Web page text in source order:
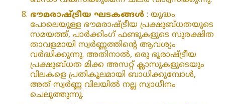
ഭൗമരാഷ്ട്രീയ ഘടകങ്ങൾ : യുദ്ധം
പോലെയുള്ള ഭൗമരാഷ്ട്രീയ പ്രക്ഷുബ്ധതയുടെ
സമയത്ത്, പാർക്കിംഗ് ഫണ്ടുകളുടെ സുരക്ഷിത
താവളമായി സ്വർണ്ണത്തിന്റെ ആവശ്യം
വർദ്ധിക്കുന്നു. അതിനാൽ, ഒരു ഭൂരാഷ്ട്രീയ
പ്രക്ഷുബ്ധത മിക്ക അസറ്റ് ക്ലാസുകളുടെയും
വിലകളെ പ്രതികൂലമായി ബാധിക്കുമ്പോൾ,
അത് സ്വർണ്ണ വിലയിൽ നല്ല സ്വാധീനം
ചെലുത്തുന്നു.